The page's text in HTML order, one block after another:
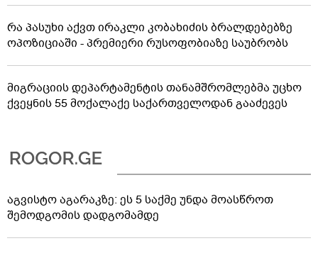
რა პასუხი აქვთ ირაკლი კობახიძის ბრალდებებზე
ოპოზიციაში - პრემიერი რუსოფობიაზე საუბრობს
მიგრაციის დეპარტამენტის თანამშრომლებმა უცხო
ქვეყნის 55 მოქალაქე საქართველოდან გააძევეს
აგვისტო აგარაკზე: ეს 5 საქმე უნდა მოასწროთ
შემოდგომის დადგომამდე